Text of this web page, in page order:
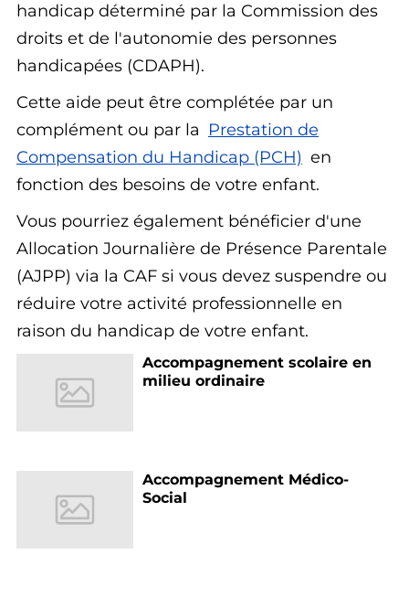
handicap déterminé par la Commission des
droits et de l'autonomie des personnes
handicapées (CDAPH).
Cette aide peut être complétée par un
complément ou par la Prestation de
Compensation du Handicap (PCH) en
fonction des besoins de votre enfant.
Vous pourriez également bénéficier d'une
Allocation Journalière de Présence Parentale
(AJPP) via la CAF si vous devez suspendre ou
réduire votre activité professionnelle en
raison du handicap de votre enfant.
Accompagnement scolaire en
milieu ordinaire
Accompagnement Médico-
Social